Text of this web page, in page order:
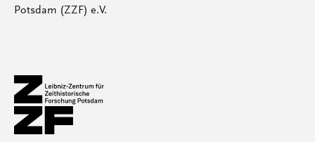
Potsdam (ZZF) e.V.